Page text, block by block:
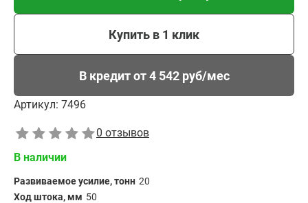
Купить в 1 клик
В кредит от 4 542 руб/мес
Артикул: 7496
0 отзывов
В наличии
Развиваемое усилие, тонн 20
Ход штока, мм 50